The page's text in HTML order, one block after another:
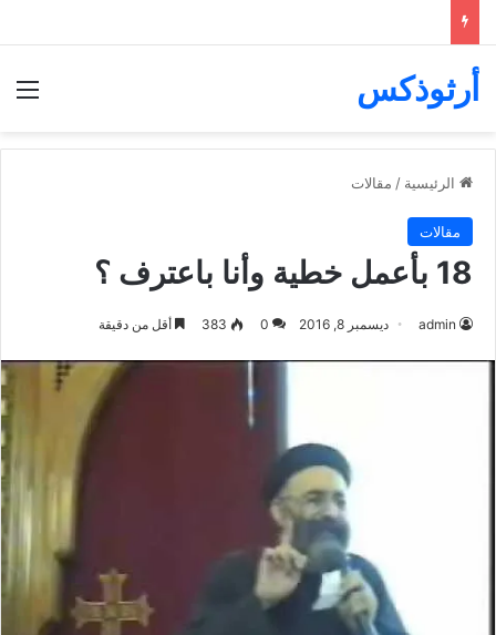
أرثوذكس
الرئيسية / مقالات
مقالات
18 بأعمل خطية وأنا باعترف ؟
admin ديسمبر 8, 2016 0
383 أقل من دقيقة